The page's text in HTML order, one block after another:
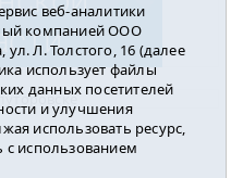
веб-аналитики
компанией ООО
ул. Л. Толстого, 16 (далее
использует файлы
данных посетителей
и улучшения
использовать ресурс,
с использованием